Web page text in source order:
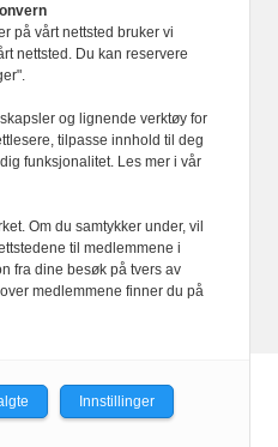
ChatGPT,
vår.
har alltid det fulle
med eller
intelligens.
CMS
på vårt nettsted bruker vi
nettsted. Du kan reservere
og lignende verktøy for
tilpasse innhold til deg
funksjonalitet. Les mer i vår
Om du samtykker under, vil
til medlemmene i
fra dine besøk på tvers av
medlemmene finner du på
Innstillinger